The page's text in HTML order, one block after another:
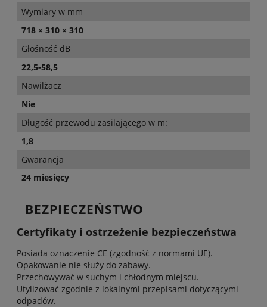
Wymiary w mm
718 × 310 × 310
Głośność dB
22,5-58,5
Nawilżacz
Nie
Długość przewodu zasilającego w m:
1,8
Gwarancja
24 miesięcy
BEZPIECZEŃSTWO
Certyfikaty i ostrzeżenie bezpieczeństwa
Posiada oznaczenie CE (zgodność z normami UE).
Opakowanie nie służy do zabawy.
Przechowywać w suchym i chłodnym miejscu.
Utylizować zgodnie z lokalnymi przepisami dotyczącymi
odpadów.